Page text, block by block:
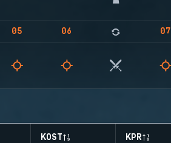
05 06 07
KOST KPR